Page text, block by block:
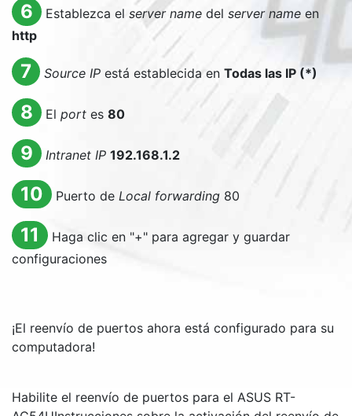
6 Establezca el server namedel server nameen
http
7 Source IPestá establecida en Todas las IP (*)
8 El portes 80
9 Intranet IP 192.168.1.2
10 Puerto de Local forwarding80
11
Haga clic en "+" para agregar y guardar
configuraciones
¡El reenvío de puertos ahora está configurado para su
computadora!
Habilite el reenvío de puertos para el ASUS RT-